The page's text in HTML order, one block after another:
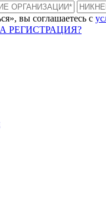
вы соглашаетесь с
РЕГИСТРАЦИЯ?